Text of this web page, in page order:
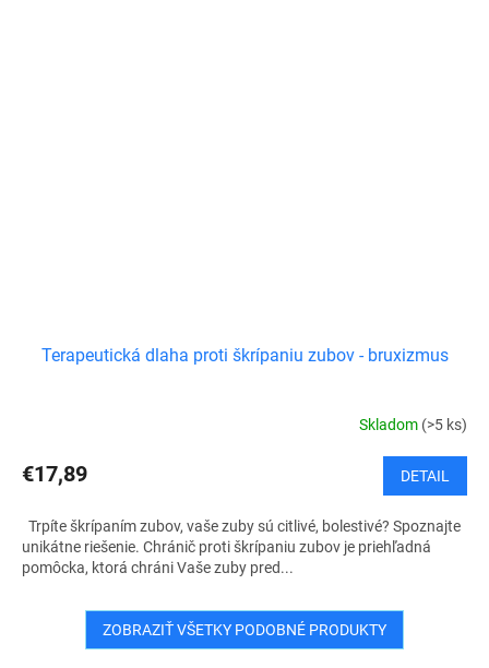
Terapeutická dlaha proti škrípaniu zubov - bruxizmus
Skladom (>5 ks)
€17,89 DETAIL
Trpíte škrípaním zubov, vaše zuby sú citlivé, bolestivé? Spoznajte
unikátne riešenie. Chránič proti škrípaniu zubov je priehľadná
pomôcka, ktorá chráni Vaše zuby pred...
ZOBRAZIŤ VŠETKY PODOBNÉ PRODUKTY